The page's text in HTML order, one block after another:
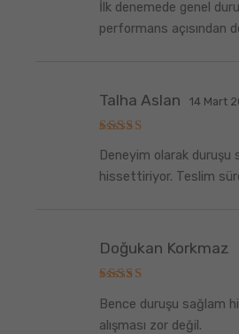
üzerinden
oy aldı
İlk denemede genel
performans açısından
üzerinden
5oy aldı
Talha Aslan 14 Mart
Deneyim olarak duruşu
hissettiriyor. Teslim
üzerinden
5oy aldı
Doğukan Korkmaz
Bence duruşu sağlam
alışması zor değil.